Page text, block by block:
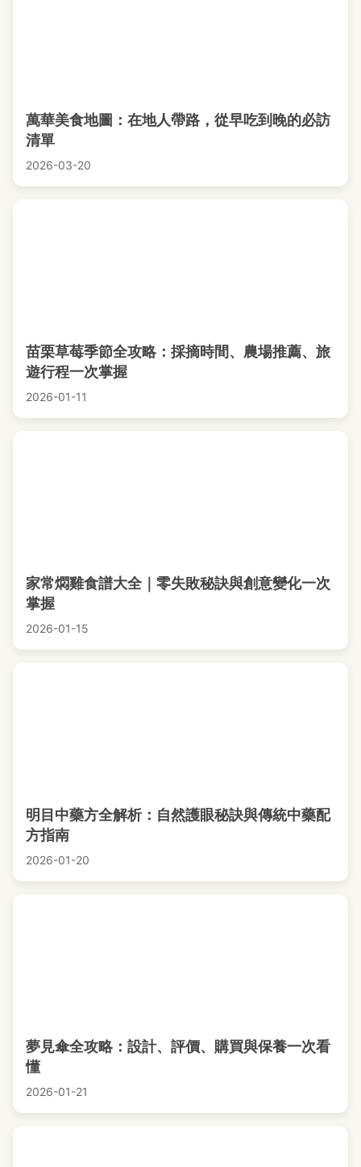
萬華美食地圖：在地人帶路，從早吃到晚的必訪
清單
2026-03-20
苗栗草莓季節全攻略：採摘時間、農場推薦、旅
遊行程一次掌握
2026-01-11
家常燜雞食譜大全｜零失敗秘訣與創意變化一次
掌握
2026-01-15
明目中藥方全解析：自然護眼秘訣與傳統中藥配
方指南
2026-01-20
夢見傘全攻略：設計、評價、購買與保養一次看
懂
2026-01-21